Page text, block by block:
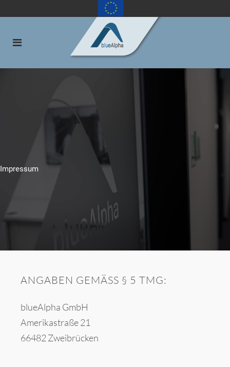
Impressum
ANGABEN GEMÄSS § 5 TMG:
blueAlpha GmbH
Amerikastraße 21
66482 Zweibrücken